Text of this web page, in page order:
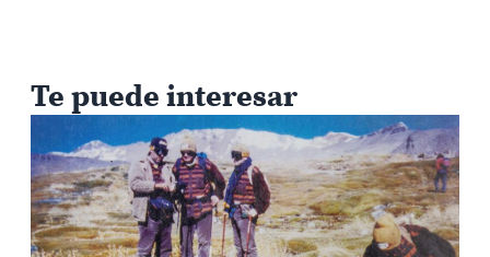
Te puede interesar